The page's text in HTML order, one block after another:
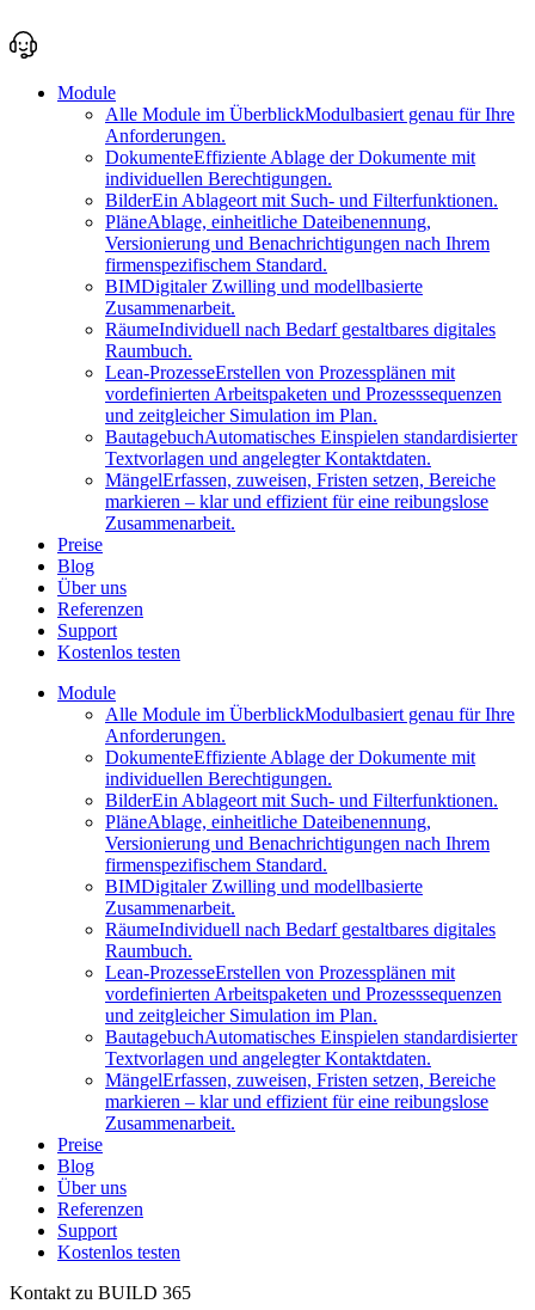
Module
Alle Module im ÜberblickModulbasiert genau für Ihre
Anforderungen.
DokumenteEffiziente Ablage der Dokumente mit
individuellen Berechtigungen.
BilderEin Ablageort mit Such- und Filterfunktionen.
PläneAblage, einheitliche Dateibenennung,
Versionierung und Benachrichtigungen nach Ihrem
firmenspezifischem Standard.
BIMDigitaler Zwilling und modellbasierte
Zusammenarbeit.
RäumeIndividuell nach Bedarf gestaltbares digitales
Raumbuch.
Lean-ProzesseErstellen von Prozessplänen mit
vordefinierten Arbeitspaketen und Prozesssequenzen
und zeitgleicher Simulation im Plan.
BautagebuchAutomatisches Einspielen standardisierter
Textvorlagen und angelegter Kontaktdaten.
MängelErfassen, zuweisen, Fristen setzen, Bereiche
markieren – klar und effizient für eine reibungslose
Zusammenarbeit.
Preise
Blog
Über uns
Referenzen
Support
Kostenlos testen
Module
Alle Module im ÜberblickModulbasiert genau für Ihre
Anforderungen.
DokumenteEffiziente Ablage der Dokumente mit
individuellen Berechtigungen.
BilderEin Ablageort mit Such- und Filterfunktionen.
PläneAblage, einheitliche Dateibenennung,
Versionierung und Benachrichtigungen nach Ihrem
firmenspezifischem Standard.
BIMDigitaler Zwilling und modellbasierte
Zusammenarbeit.
RäumeIndividuell nach Bedarf gestaltbares digitales
Raumbuch.
Lean-ProzesseErstellen von Prozessplänen mit
vordefinierten Arbeitspaketen und Prozesssequenzen
und zeitgleicher Simulation im Plan.
BautagebuchAutomatisches Einspielen standardisierter
Textvorlagen und angelegter Kontaktdaten.
MängelErfassen, zuweisen, Fristen setzen, Bereiche
markieren – klar und effizient für eine reibungslose
Zusammenarbeit.
Preise
Blog
Über uns
Referenzen
Support
Kostenlos testen
Kontakt zu BUILD 365